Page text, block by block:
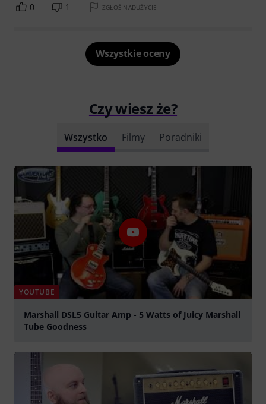
0 1 ZGŁOŚ NADUŻYCIE
Wszystkie oceny
Czy wiesz że?
Wszystko Filmy Poradniki
YOUTUBE
Marshall DSL5 Guitar Amp - 5 Watts of Juicy Marshall
Tube Goodness